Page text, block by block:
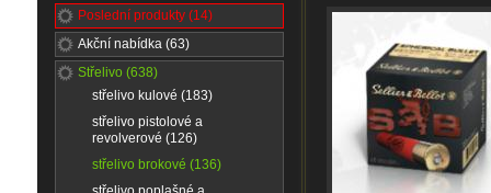
Poslední produkty (14)
Akční nabídka (63)
Střelivo (638)
střelivo kulové (183)
střelivo pistolové a
revolverové (126)
střelivo brokové (136)